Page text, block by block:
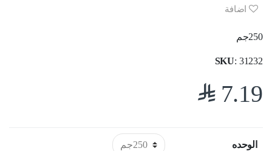
customer
ratings
اضافة
250جم
SKU: 31232
7.19
$
الوحده